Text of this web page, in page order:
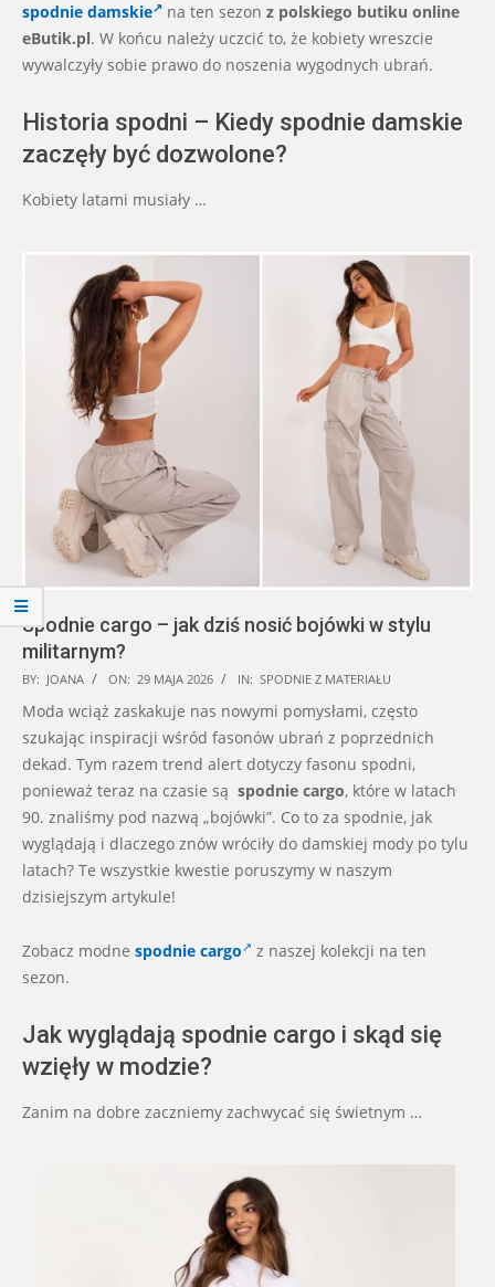
spodnie damskie
na ten sezon z polskiego butiku online
eButik.pl. W końcu należy uczcić to, że kobiety wreszcie
wywalczyły sobie prawo do noszenia wygodnych ubrań.
Historia spodni – Kiedy spodnie damskie
zaczęły być dozwolone?
Kobiety latami musiały …
Spodnie cargo – jak dziś nosić bojówki w stylu
militarnym?
2026-
05-
29
BY: JOANA ON: 29 MAJA 2026 IN: SPODNIE Z MATERIAŁU
Moda wciąż zaskakuje nas nowymi pomysłami, często
szukając inspiracji wśród fasonów ubrań z poprzednich
dekad. Tym razem trend alert dotyczy fasonu spodni,
ponieważ teraz na czasie są spodnie cargo, które w latach
90. znaliśmy pod nazwą „bojówki”. Co to za spodnie, jak
wyglądają i dlaczego znów wróciły do damskiej mody po tylu
latach? Te wszystkie kwestie poruszymy w naszym
dzisiejszym artykule!
Zobacz modne spodnie cargo
z naszej kolekcji na ten
sezon.
Jak wyglądają spodnie cargo i skąd się
wzięły w modzie?
Zanim na dobre zaczniemy zachwycać się świetnym …